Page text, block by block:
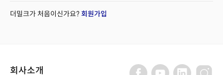
더밀크가 처음이신가요? 회원가입
회사소개